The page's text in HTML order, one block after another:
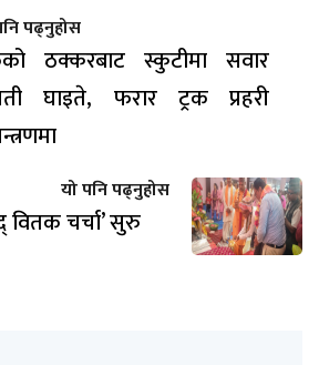
पढ्नुहोस
ठक्करबाट स्कुटीमा सवार
घाइते, फरार ट्रक प्रहरी
यो पनि पढ्नुहोस
वितक चर्चा’ सुरु